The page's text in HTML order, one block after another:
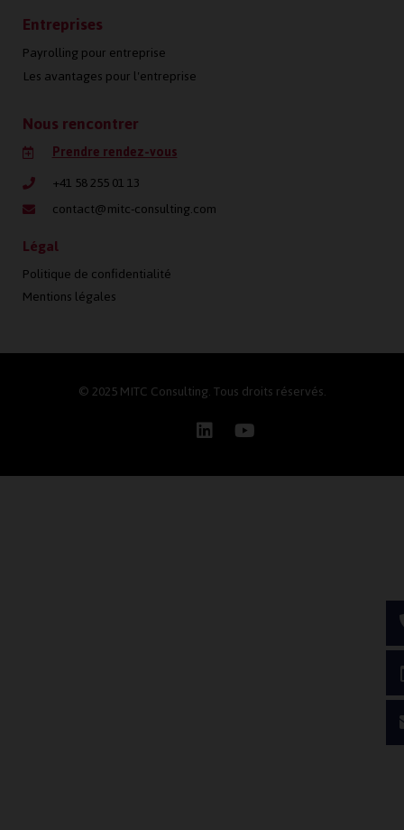
Entreprises
Payrolling pour entreprise
Les avantages pour l'entreprise
Nous rencontrer
Prendre rendez-vous
+41 58 255 01 13
contact@mitc-consulting.com
Légal
Politique de confidentialité
Mentions légales
© 2025 MITC Consulting. Tous droits réservés.